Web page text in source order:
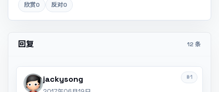
欣赏0 反对0
回复 12 条
#1
jackysong